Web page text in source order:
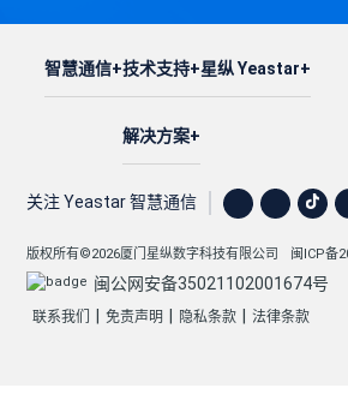
智慧通信 技术支持
解决方案
星纵 Yeastar
关注 Yeastar 智慧通信
版权所有©2026厦门星纵数字科技有限公司 闽ICP备
闽公网安备35021102001674号
联系我们 免责声明 隐私条款 法律条款